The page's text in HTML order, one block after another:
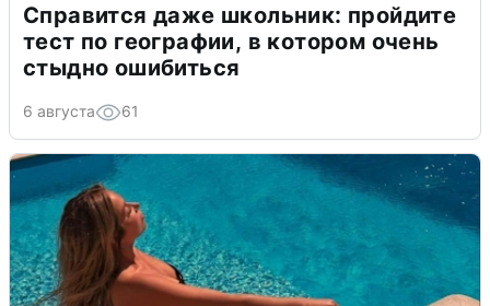
Справится даже школьник: пройдите
тест по географии, в котором очень
стыдно ошибиться
6 августа 61